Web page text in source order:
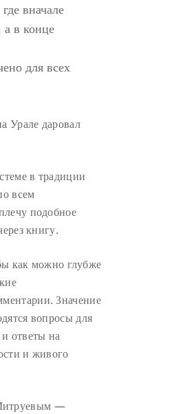
вначале
а в конце
для всех
Урале даровал
в традиции
всем
подобное
книгу.
как можно глубже
Значение
вопросы для
ответы на
и живого
—